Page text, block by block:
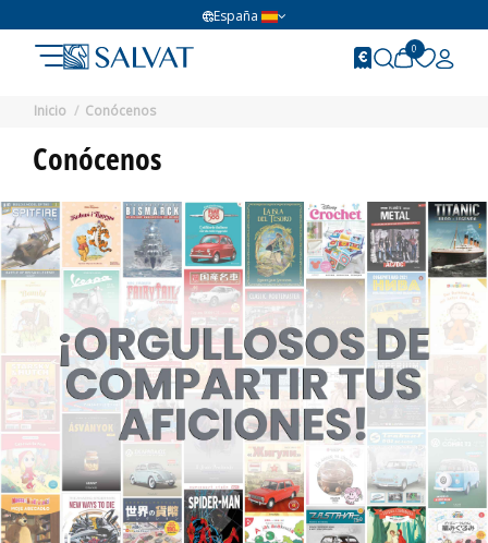
España
0
Inicio Conócenos
Conócenos